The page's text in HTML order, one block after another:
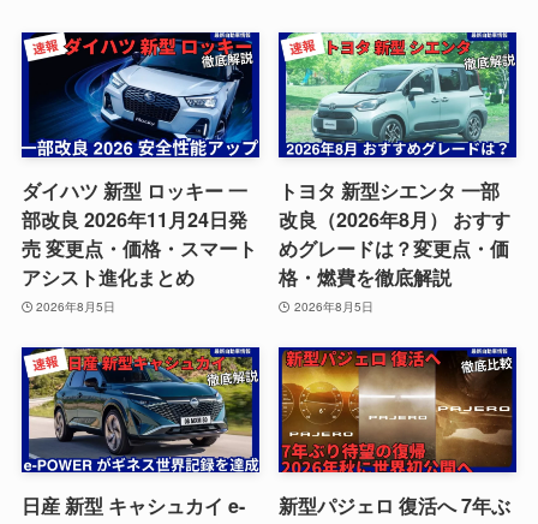
ダイハツ 新型 ロッキー 一
部改良 2026年11月24日発
売 変更点・価格・スマート
アシスト進化まとめ
2026年8月5日
トヨタ 新型シエンタ 一部
改良（2026年8月） おすす
めグレードは？変更点・価
格・燃費を徹底解説
2026年8月5日
日産 新型 キャシュカイ e-
新型パジェロ 復活へ 7年ぶ